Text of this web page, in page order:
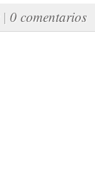
| 0 comentarios